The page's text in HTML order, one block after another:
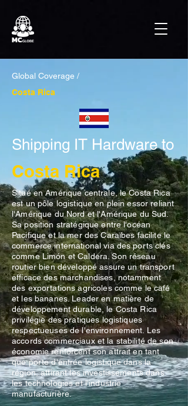
Global Coverage /
Costa Rica
Shipping IT Hardware to
Costa Rica
Situé en Amérique centrale, le Costa Rica
est un pôle logistique en plein essor reliant
l'Amérique du Nord et l'Amérique du Sud.
Sa position stratégique entre l'océan
Pacifique et la mer des Caraïbes facilite le
commerce international via des ports clés
comme Limón et Caldera. Son réseau
routier bien développé assure un transport
efficace des marchandises, notamment
des exportations agricoles comme le café
et les bananes. Leader en matière de
développement durable, le Costa Rica
privilégie des pratiques logistiques
respectueuses de l'environnement. Les
accords commerciaux et la stabilité de son
économie renforcent son attrait en tant
que porte d'entrée logistique dans la
région, attirant les investissements dans
les technologies et l'industrie
manufacturière.